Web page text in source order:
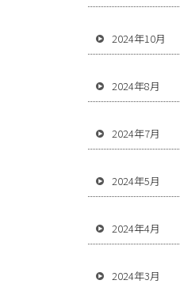
2024年10月
2024年8月
2024年7月
2024年5月
2024年4月
2024年3月